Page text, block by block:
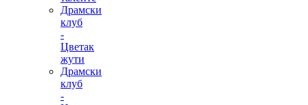
Драмски
клуб
-
Цветак
жути
Драмски
клуб
-